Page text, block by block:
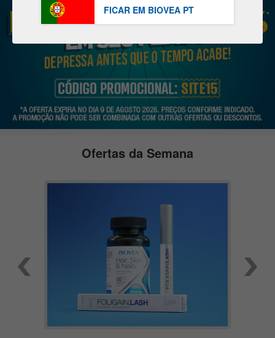
Ofertas da Semana
FICAR EM BIOVEA PT